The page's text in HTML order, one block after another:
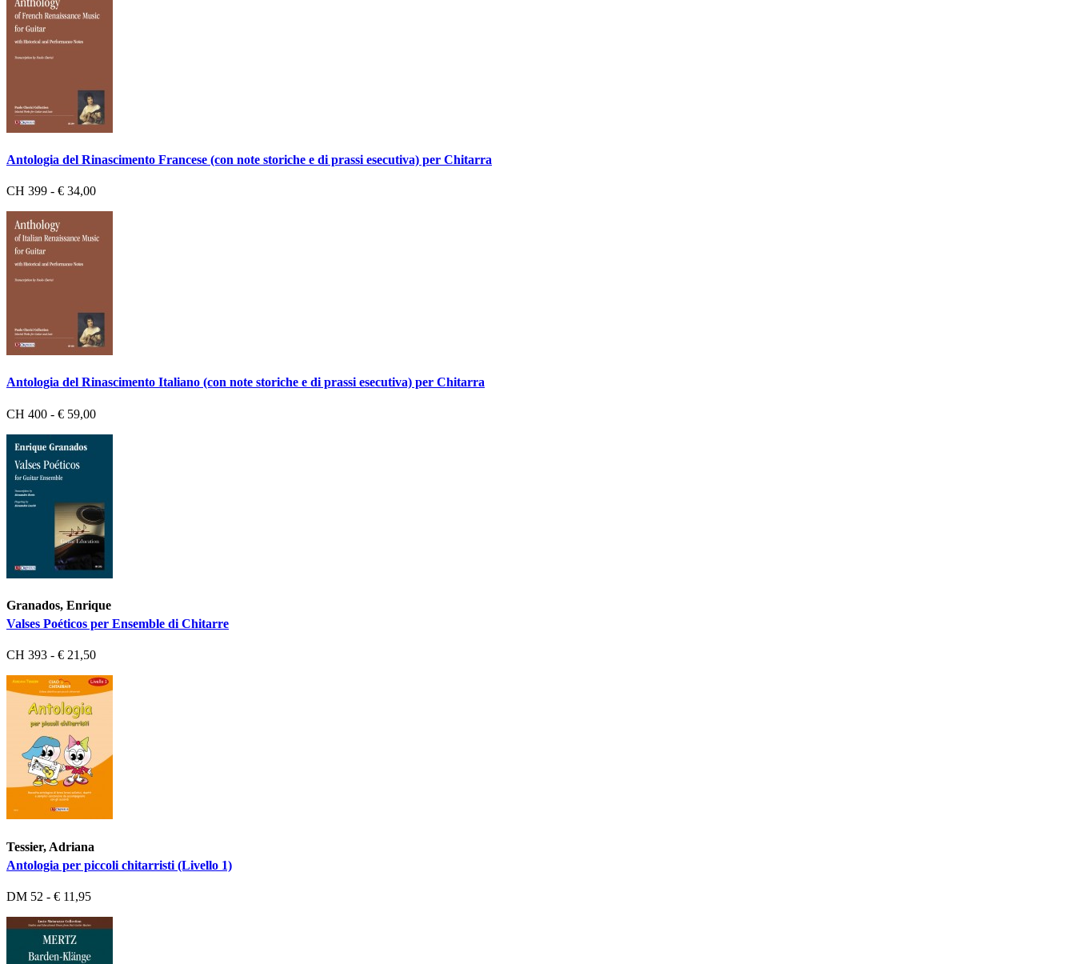
Antologia del Rinascimento Francese (con note storiche e di prassi esecutiva) per Chitarra
CH 399 - € 34,00
Antologia del Rinascimento Italiano (con note storiche e di prassi esecutiva) per Chitarra
CH 400 - € 59,00
Granados, Enrique
Valses Poéticos per Ensemble di Chitarre
CH 393 - € 21,50
Tessier, Adriana
Antologia per piccoli chitarristi (Livello 1)
DM 52 - € 11,95